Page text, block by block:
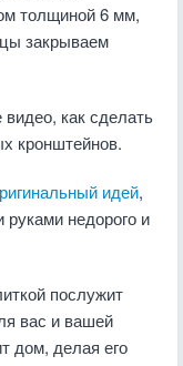
толщиной 6 мм,
закрываем
как сделать
кронштейнов.
идей,
недорого и
послужит
вас и вашей
дом, делая его